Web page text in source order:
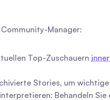
Manager:
Top-Zuschauern
Stories, um
Behandeln